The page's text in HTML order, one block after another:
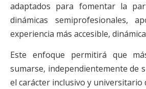
adaptados para fomentar la
dinámicas semiprofesionales,
experiencia más accesible,
Este enfoque permitirá que
sumarse, independientemente de
el carácter inclusivo y universitario